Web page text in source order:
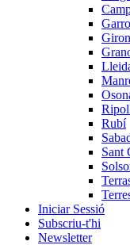
Rubí
Sant
Iniciar Sessió
Subscriu-t'hi
Newsletter